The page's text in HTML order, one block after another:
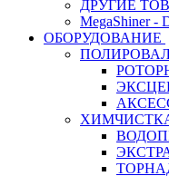
ДРУГИЕ
MegaShiner -
ОБОРУДОВАНИЕ